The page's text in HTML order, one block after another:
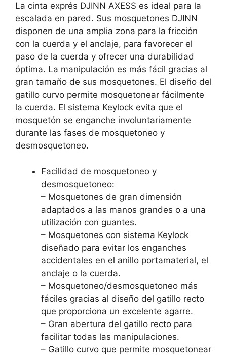
La cinta exprés DJINN AXESS es ideal para la
escalada en pared. Sus mosquetones DJINN
disponen de una amplia zona para la fricción
con la cuerda y el anclaje, para favorecer el
paso de la cuerda y ofrecer una durabilidad
óptima. La manipulación es más fácil gracias al
gran tamaño de sus mosquetones. El diseño del
gatillo curvo permite mosquetonear fácilmente
la cuerda. El sistema Keylock evita que el
mosquetón se enganche involuntariamente
durante las fases de mosquetoneo y
desmosquetoneo.
Facilidad de mosquetoneo y
desmosquetoneo:
– Mosquetones de gran dimensión
adaptados a las manos grandes o a una
utilización con guantes.
– Mosquetones con sistema Keylock
diseñado para evitar los enganches
accidentales en el anillo portamaterial, el
anclaje o la cuerda.
– Mosquetoneo/desmosquetoneo más
fáciles gracias al diseño del gatillo recto
que proporciona un excelente agarre.
– Gran abertura del gatillo recto para
facilitar todas las manipulaciones.
– Gatillo curvo que permite mosquetonear